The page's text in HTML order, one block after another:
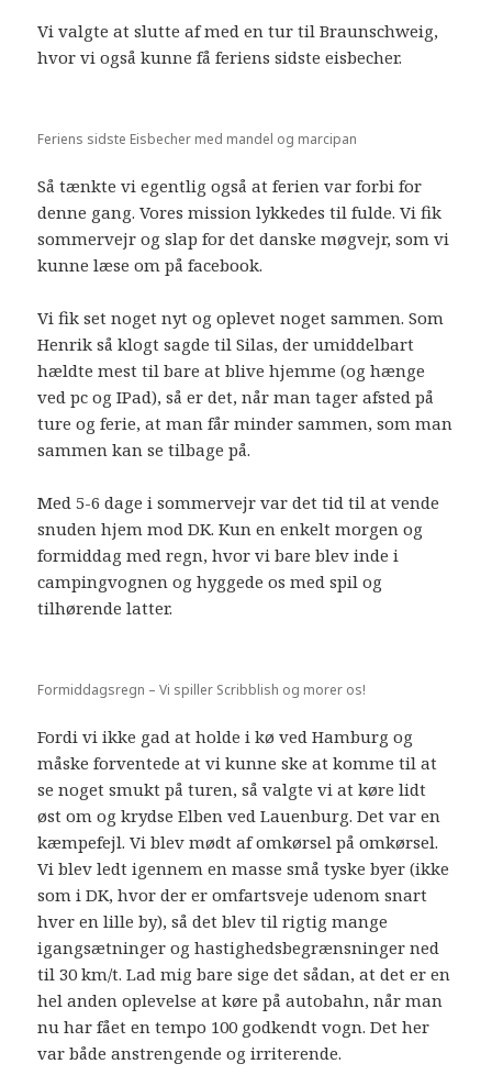
Vi valgte at slutte af med en tur til Braunschweig,
hvor vi også kunne få feriens sidste eisbecher.
Feriens sidste Eisbecher med mandel og marcipan
Så tænkte vi egentlig også at ferien var forbi for
denne gang. Vores mission lykkedes til fulde. Vi fik
sommervejr og slap for det danske møgvejr, som vi
kunne læse om på facebook.
Vi fik set noget nyt og oplevet noget sammen. Som
Henrik så klogt sagde til Silas, der umiddelbart
hældte mest til bare at blive hjemme (og hænge
ved pc og IPad), så er det, når man tager afsted på
ture og ferie, at man får minder sammen, som man
sammen kan se tilbage på.
Med 5-6 dage i sommervejr var det tid til at vende
snuden hjem mod DK. Kun en enkelt morgen og
formiddag med regn, hvor vi bare blev inde i
campingvognen og hyggede os med spil og
tilhørende latter.
Formiddagsregn – Vi spiller Scribblish og morer os!
Fordi vi ikke gad at holde i kø ved Hamburg og
måske forventede at vi kunne ske at komme til at
se noget smukt på turen, så valgte vi at køre lidt
øst om og krydse Elben ved Lauenburg. Det var en
kæmpefejl. Vi blev mødt af omkørsel på omkørsel.
Vi blev ledt igennem en masse små tyske byer (ikke
som i DK, hvor der er omfartsveje udenom snart
hver en lille by), så det blev til rigtig mange
igangsætninger og hastighedsbegrænsninger ned
til 30 km/t. Lad mig bare sige det sådan, at det er en
hel anden oplevelse at køre på autobahn, når man
nu har fået en tempo 100 godkendt vogn. Det her
var både anstrengende og irriterende.